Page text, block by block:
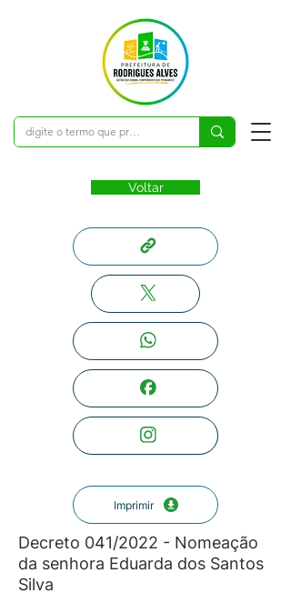
Voltar
Imprimir
Decreto 041/2022 - Nomeação
da senhora Eduarda dos Santos
Silva